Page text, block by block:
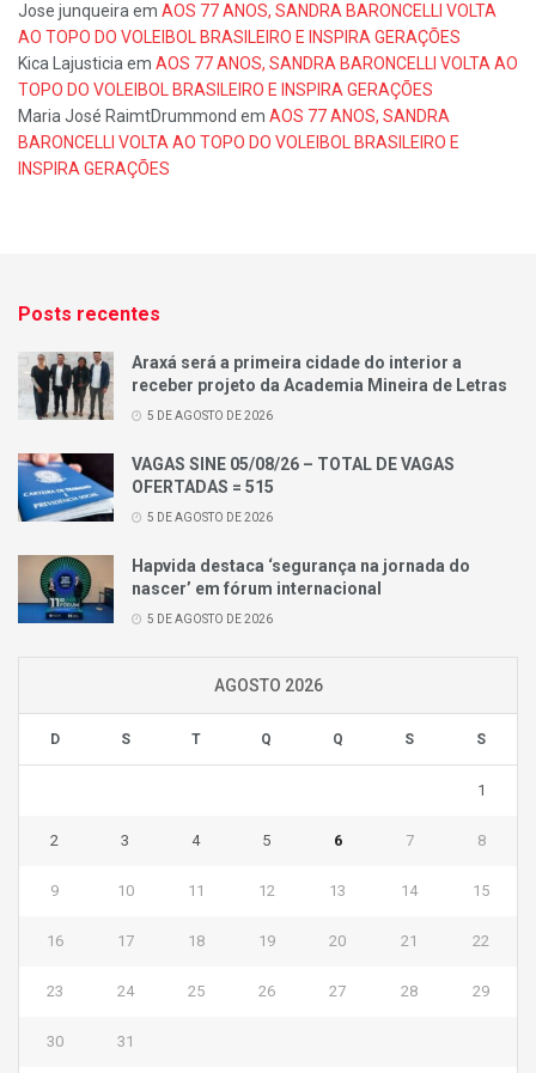
Jose junqueira em AOS 77 ANOS, SANDRA BARONCELLI VOLTA
AO TOPO DO VOLEIBOL BRASILEIRO E INSPIRA GERAÇÕES
Kica Lajusticia em AOS 77 ANOS, SANDRA BARONCELLI VOLTA AO
TOPO DO VOLEIBOL BRASILEIRO E INSPIRA GERAÇÕES
Maria José RaimtDrummond em AOS 77 ANOS, SANDRA
BARONCELLI VOLTA AO TOPO DO VOLEIBOL BRASILEIRO E
INSPIRA GERAÇÕES
Posts recentes
Araxá será a primeira cidade do interior a
receber projeto da Academia Mineira de Letras
5 DE AGOSTO DE 2026
VAGAS SINE 05/08/26 – TOTAL DE VAGAS
OFERTADAS = 515
5 DE AGOSTO DE 2026
Hapvida destaca ‘segurança na jornada do
nascer’ em fórum internacional
5 DE AGOSTO DE 2026
AGOSTO 2026
D S T Q Q S S
1
2 3 4 5 6 7 8
9 10 11 12 13 14 15
16 17 18 19 20 21 22
23 24 25 26 27 28 29
30 31